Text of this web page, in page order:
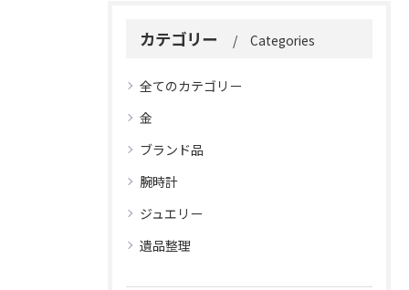
カテゴリー Categories
全てのカテゴリー
金
ブランド品
腕時計
ジュエリー
遺品整理